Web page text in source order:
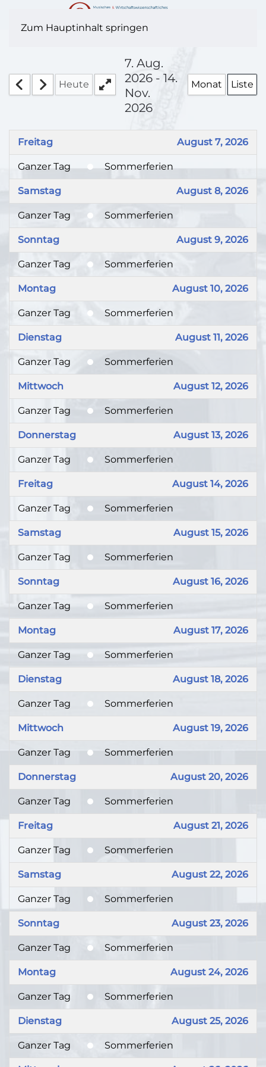
Zum Hauptinhalt springen
Heute
7. Aug.
2026 - 14.
Nov.
2026
Monat Liste
Freitag August 7, 2026
Ganzer Tag Sommerferien
Samstag August 8, 2026
Ganzer Tag Sommerferien
Sonntag August 9, 2026
Ganzer Tag Sommerferien
Montag August 10, 2026
Ganzer Tag Sommerferien
Dienstag August 11, 2026
Ganzer Tag Sommerferien
Mittwoch August 12, 2026
Ganzer Tag Sommerferien
Donnerstag August 13, 2026
Ganzer Tag Sommerferien
Freitag August 14, 2026
Ganzer Tag Sommerferien
Samstag August 15, 2026
Ganzer Tag Sommerferien
Sonntag August 16, 2026
Ganzer Tag Sommerferien
Montag August 17, 2026
Ganzer Tag Sommerferien
Dienstag August 18, 2026
Ganzer Tag Sommerferien
Mittwoch August 19, 2026
Ganzer Tag Sommerferien
Donnerstag August 20, 2026
Ganzer Tag Sommerferien
Freitag August 21, 2026
Ganzer Tag Sommerferien
Samstag August 22, 2026
Ganzer Tag Sommerferien
Sonntag August 23, 2026
Ganzer Tag Sommerferien
Montag August 24, 2026
Ganzer Tag Sommerferien
Dienstag August 25, 2026
Ganzer Tag Sommerferien